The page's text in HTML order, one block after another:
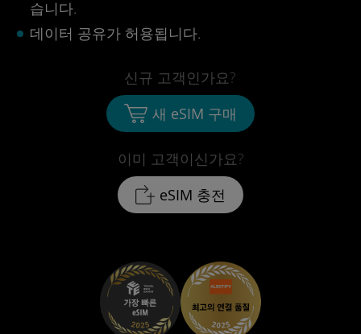
습니다.
데이터 공유가 허용됩니다.
이미 고객이신가요?
eSIM 충전
신규 고객인가요?
새 eSIM 구매